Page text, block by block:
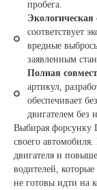
пробега.
Экологическая
соответствует
вредные
заявленным
Полная
артикул,
обеспечивает
двигателем без
Выбирая форсунку
своего
двигателя и
водителей, которые
не готовы идти на